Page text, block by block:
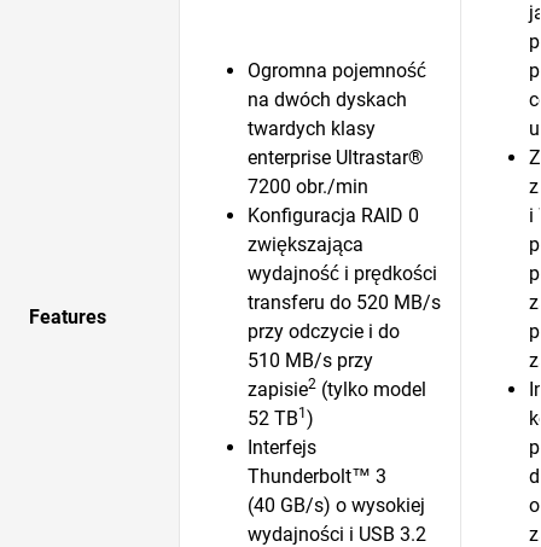
Features
Ogromna pojemność
na dwóch dyskach
twardych klasy
enterprise Ultrastar®
7200 obr./min
Konfiguracja RAID 0
zwiększająca
wydajność i prędkości
transferu do 520 MB/s
przy odczycie i do
510 MB/s przy
zapisie2 (tylko model
52 TB1)
Interfejs
Thunderbolt™ 3
(40 GB/s) o wysokiej
wydajności i USB 3.2
i